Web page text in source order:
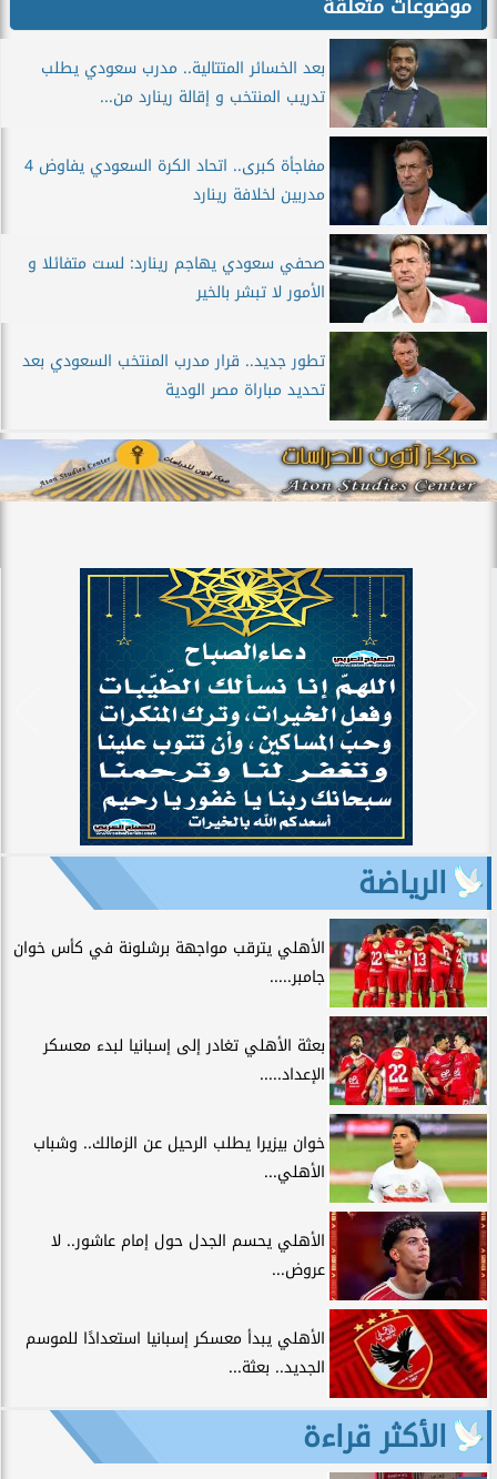
بعد الخسائر المتتالية.. مدرب سعودي يطلب
تدريب المنتخب و إقالة رينارد من...
مفاجأة كبرى.. اتحاد الكرة السعودي يفاوض 4
مدربين لخلافة رينارد
صحفي سعودي يهاجم رينارد: لست متفائلا و
الأمور لا تبشر بالخير
تطور جديد.. قرار مدرب المنتخب السعودي بعد
تحديد مباراة مصر الودية
الرياضة
الأهلي يترقب مواجهة برشلونة في كأس خوان
جامبر.....
بعثة الأهلي تغادر إلى إسبانيا لبدء معسكر
الإعداد.....
خوان بيزيرا يطلب الرحيل عن الزمالك.. وشباب
الأهلي...
الأهلي يحسم الجدل حول إمام عاشور.. لا
عروض...
الأهلي يبدأ معسكر إسبانيا استعدادًا للموسم
الجديد.. بعثة...
الأكثر قراءة